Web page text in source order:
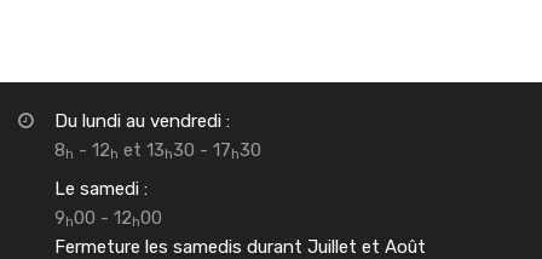
Du lundi au vendredi :
8h - 12h et 13h30 - 17h30
Le samedi :
9h00 - 12h00
Fermeture les samedis durant Juillet et Août